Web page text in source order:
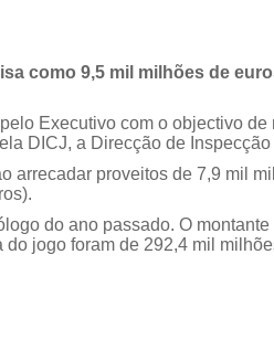
como 9,5 mil milhões de
Executivo com o objectivo
DICJ, a Direcção de
arrecadar proveitos de 7,9 mil
do ano passado. O
jogo foram de 292,4 mil